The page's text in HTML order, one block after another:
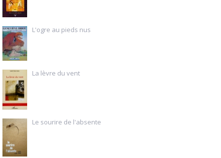
L'ogre au pieds nus
La lèvre du vent
Le sourire de l'absente